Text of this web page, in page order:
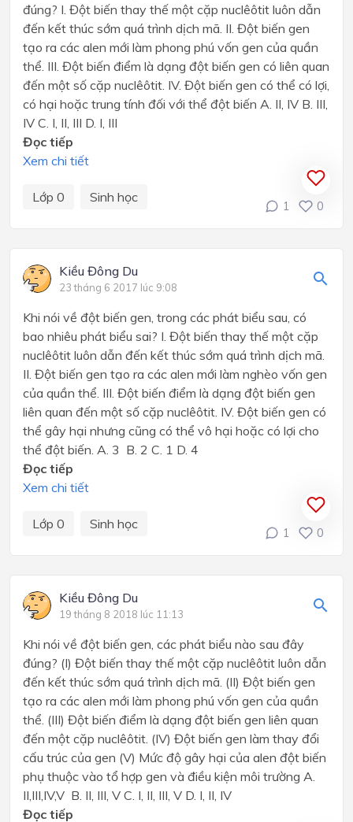
đúng? I. Đột biến thay thế một cặp nuclêôtit luôn dẫn
đến kết thúc sớm quá trình dịch mã. II. Đột biến gen
tạo ra các alen mới làm phong phú vốn gen của quần
thể. III. Đột biến điểm là dạng đột biến gen có liên quan
đến một số cặp nuclêôtit. IV. Đột biến gen có thể có lợi,
có hại hoặc trung tính đối với thể đột biến A. II, IV B. III,
IV C. I, II, III D. I, III
Đọc tiếp
Xem chi tiết
Lớp 0 Sinh học
1 0
Kiều Đông Du
23 tháng 6 2017 lúc 9:08
Khi nói về đột biến gen, trong các phát biểu sau, có
bao nhiêu phát biểu sai? I. Đột biến thay thế một cặp
nuclêôtit luôn dẫn đến kết thúc sớm quá trình dịch mã.
II. Đột biến gen tạo ra các alen mới làm nghèo vốn gen
của quần thể. III. Đột biến điểm là dạng đột biến gen
liên quan đến một số cặp nuclêôtit. IV. Đột biến gen có
thể gây hại nhưng cũng có thể vô hại hoặc có lợi cho
thể đột biến. A. 3 B. 2 C. 1 D. 4
Đọc tiếp
Xem chi tiết
Lớp 0 Sinh học
1 0
Kiều Đông Du
19 tháng 8 2018 lúc 11:13
Khi nói về đột biến gen, các phát biểu nào sau đây
đúng? (I) Đột biến thay thế một cặp nuclêôtit luôn dẫn
đến kết thúc sớm quá trình dịch mã. (II) Đột biến gen
tạo ra các alen mới làm phong phú vốn gen của quần
thể. (III) Đột biến điểm là dạng đột biến gen liên quan
đến một cặp nuclêôtit. (IV) Đột biến gen làm thay đổi
cấu trúc của gen (V) Mức độ gây hại của alen đột biến
phụ thuộc vào tổ hợp gen và điều kiện môi trường A.
II,III,IV,V B. II, III, V C. I, II, III, V D. I, II, IV
Đọc tiếp